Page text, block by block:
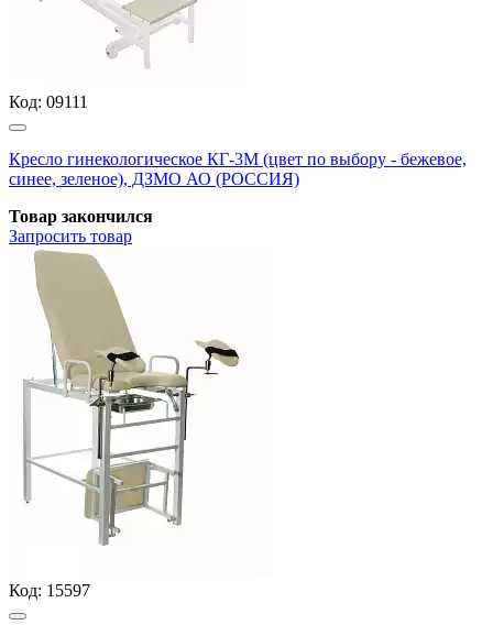
Код: 09111
Кресло гинекологическое КГ-3М (цвет по выбору - бежевое,
синее, зеленое), ДЗМО АО (РОССИЯ)
Товар закончился
Запросить товар
Код: 15597